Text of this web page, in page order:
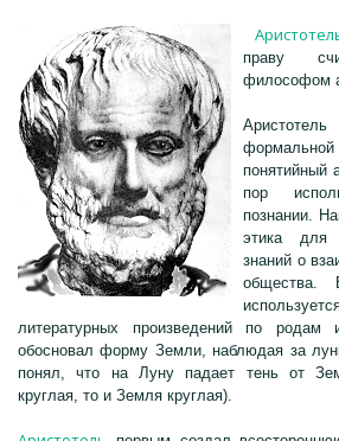
праву
философом
формальной
понятийный
пор
познании.
этика для
знаний о
общества.
литературных произведений по родам
обосновал форму Земли, наблюдая за
понял, что на Луну падает тень от
круглая, то и Земля круглая).